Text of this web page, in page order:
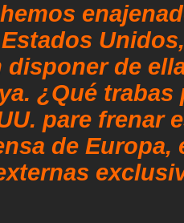
disponer de
¿Qué
pare frenar
de Europa,